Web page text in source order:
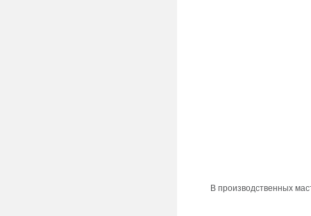
В производственных